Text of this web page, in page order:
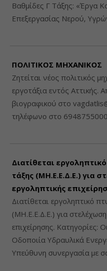
Βαθμίδες Γ Τάξης: «Έργα
Επεξεργασίας Νερού,
ΠΟΛΙΤΙΚΟΣ ΜΗΧΑΝΙΚΟΣ
Ζητείται νέος πολιτικός
εργοτάξια εντός Αττικής.
βιογραφικού στο
τηλέφωνο στο
Διατίθεται
τάξης (ΜΗ.Ε.Ε.Δ.Ε.) για
εργοληπτικής
Διατίθεται εργοληπτικό
(ΜΗ.Ε.Ε.Δ.Ε.) για στελέχωση
επιχείρησης. Κατηγορίες:
Οδοποιία Υδραυλικά
Υπεύθυνη συνεργασία με